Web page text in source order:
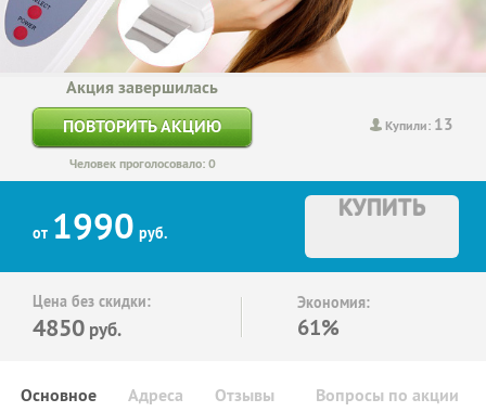
Купили: 13
Акция завершилась
ПОВТОРИТЬ АКЦИЮ
Человек проголосовало: 0
от 1990 руб.
КУПИТЬ
Цена без скидки:
4850 руб.
Экономия:
61%
Основное Отзывы Вопросы по акции
Адреса